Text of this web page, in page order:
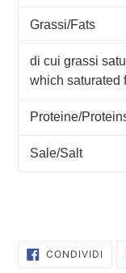
Grassi/Fats
di cui grassi
which saturated
Proteine/
Sale/Salt
CONDIVIDI